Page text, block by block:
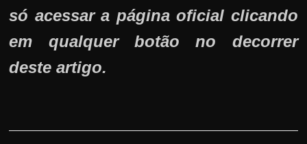
só acessar a página oficial clicando
em qualquer botão no decorrer
deste artigo.